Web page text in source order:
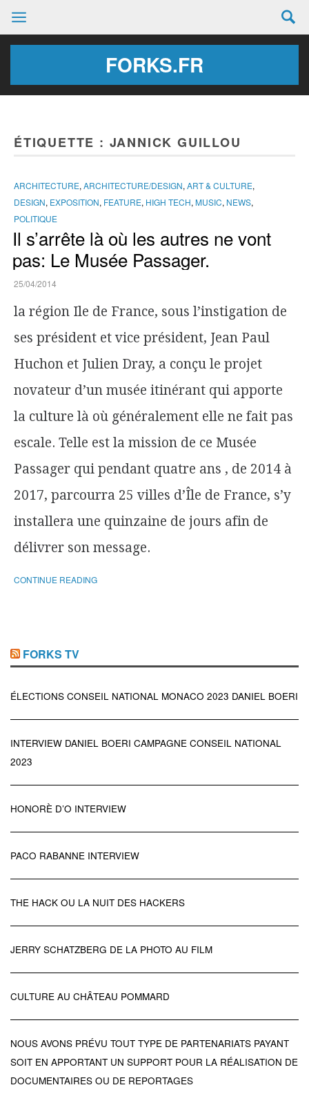
FORKS.FR
ÉTIQUETTE : JANNICK GUILLOU
ARCHITECTURE, ARCHITECTURE/DESIGN, ART & CULTURE,
DESIGN, EXPOSITION, FEATURE, HIGH TECH, MUSIC, NEWS,
POLITIQUE
Il s’arrête là où les autres ne vont
pas: Le Musée Passager.
25/04/2014
la région Ile de France, sous l’instigation de
ses président et vice président, Jean Paul
Huchon et Julien Dray, a conçu le projet
novateur d’un musée itinérant qui apporte
la culture là où généralement elle ne fait pas
escale. Telle est la mission de ce Musée
Passager qui pendant quatre ans , de 2014 à
2017, parcourra 25 villes d’Île de France, s’y
installera une quinzaine de jours afin de
délivrer son message.
CONTINUE READING
FORKS TV
ÉLECTIONS CONSEIL NATIONAL MONACO 2023 DANIEL BOERI
INTERVIEW DANIEL BOERI CAMPAGNE CONSEIL NATIONAL
2023
HONORÈ D’O INTERVIEW
PACO RABANNE INTERVIEW
THE HACK OU LA NUIT DES HACKERS
JERRY SCHATZBERG DE LA PHOTO AU FILM
CULTURE AU CHÂTEAU POMMARD
NOUS AVONS PRÉVU TOUT TYPE DE PARTENARIATS PAYANT
SOIT EN APPORTANT UN SUPPORT POUR LA RÉALISATION DE
DOCUMENTAIRES OU DE REPORTAGES